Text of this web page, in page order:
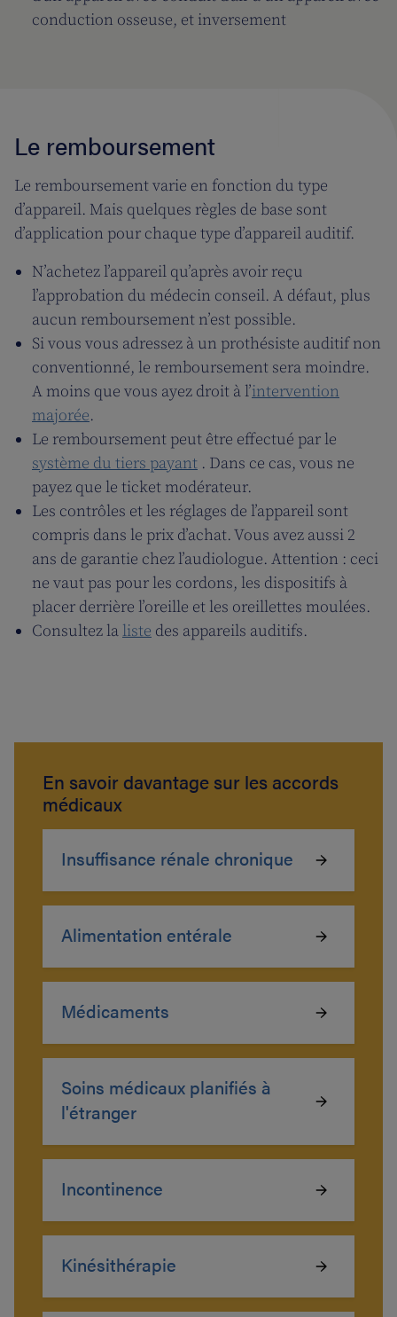
conduction osseuse, et inversement
Le remboursement
Le remboursement varie en fonction du type
d’appareil. Mais quelques règles de base sont
d’application pour chaque type d’appareil auditif.
N’achetez l’appareil qu’après avoir reçu
l’approbation du médecin conseil. A défaut, plus
aucun remboursement n’est possible.
Si vous vous adressez à un prothésiste auditif non
conventionné, le remboursement sera moindre.
A moins que vous ayez droit à l’intervention
majorée.
Le remboursement peut être effectué par le
système du tiers payant . Dans ce cas, vous ne
payez que le ticket modérateur.
Les contrôles et les réglages de l’appareil sont
compris dans le prix d’achat. Vous avez aussi 2
ans de garantie chez l’audiologue. Attention : ceci
ne vaut pas pour les cordons, les dispositifs à
placer derrière l’oreille et les oreillettes moulées.
Consultez la liste des appareils auditifs.
En savoir davantage sur les accords
médicaux
Insuffisance rénale chronique
Alimentation entérale
Médicaments
Soins médicaux planifiés à
l'étranger
Incontinence
Kinésithérapie